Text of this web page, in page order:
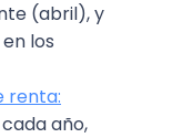
(abril), y
los
renta:
año,